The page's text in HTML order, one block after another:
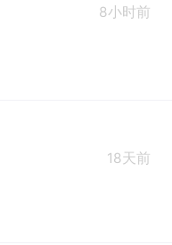
8小时前
18天前